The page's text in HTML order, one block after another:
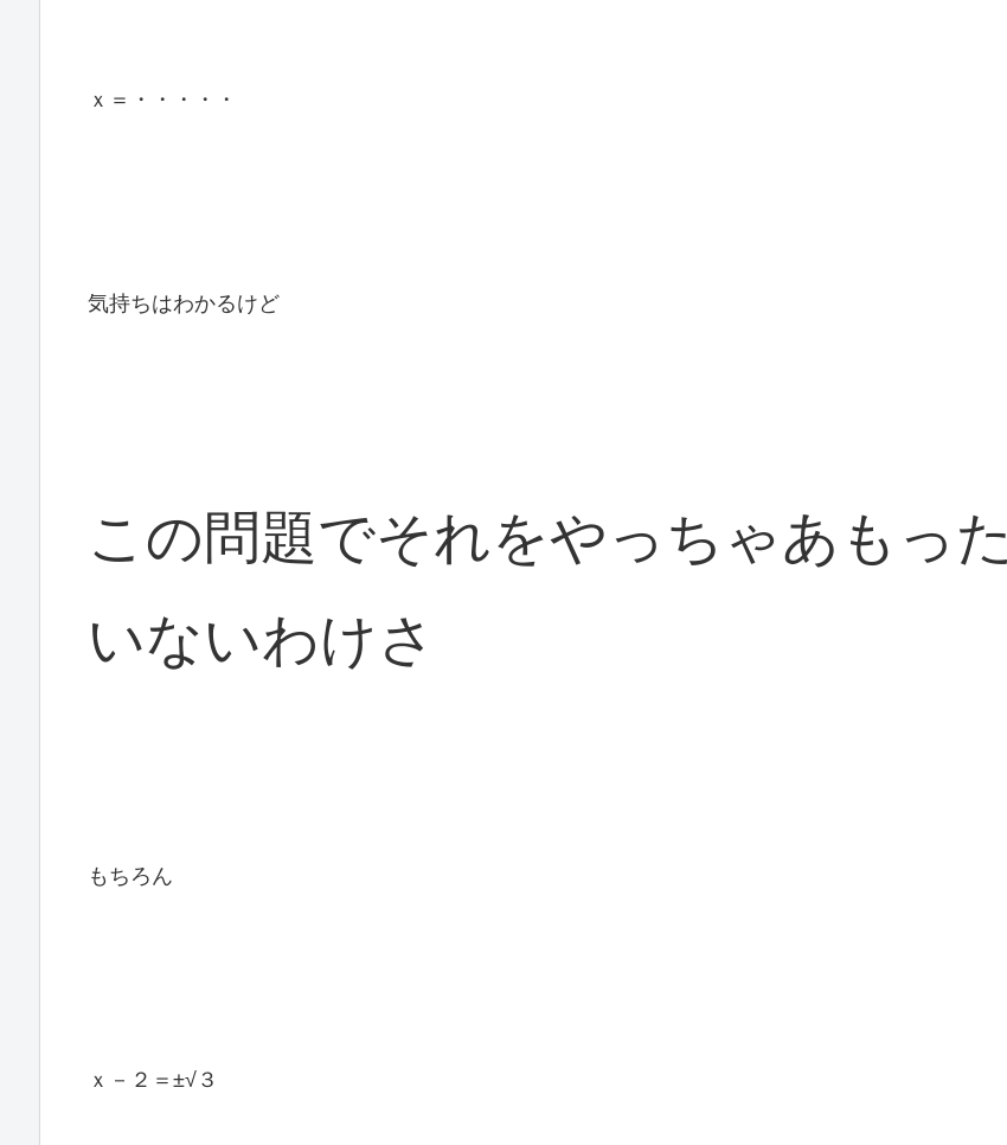
ｘ＝・・・・・
気持ちはわかるけど
この問題でそれをやっちゃあもった
いないわけさ
もちろん
ｘ－２＝±√３